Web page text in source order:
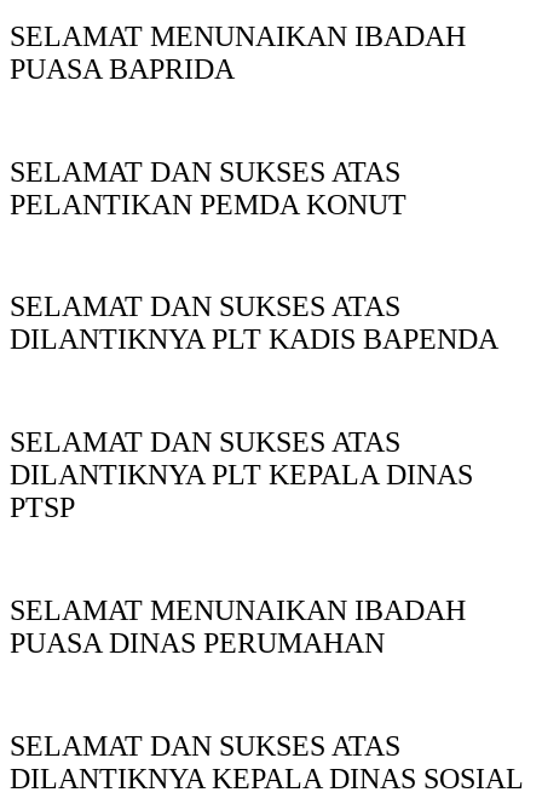
SELAMAT MENUNAIKAN IBADAH
PUASA BAPRIDA
SELAMAT DAN SUKSES ATAS
PELANTIKAN PEMDA KONUT
SELAMAT DAN SUKSES ATAS
DILANTIKNYA PLT KADIS BAPENDA
SELAMAT DAN SUKSES ATAS
DILANTIKNYA PLT KEPALA DINAS
PTSP
SELAMAT MENUNAIKAN IBADAH
PUASA DINAS PERUMAHAN
SELAMAT DAN SUKSES ATAS
DILANTIKNYA KEPALA DINAS SOSIAL